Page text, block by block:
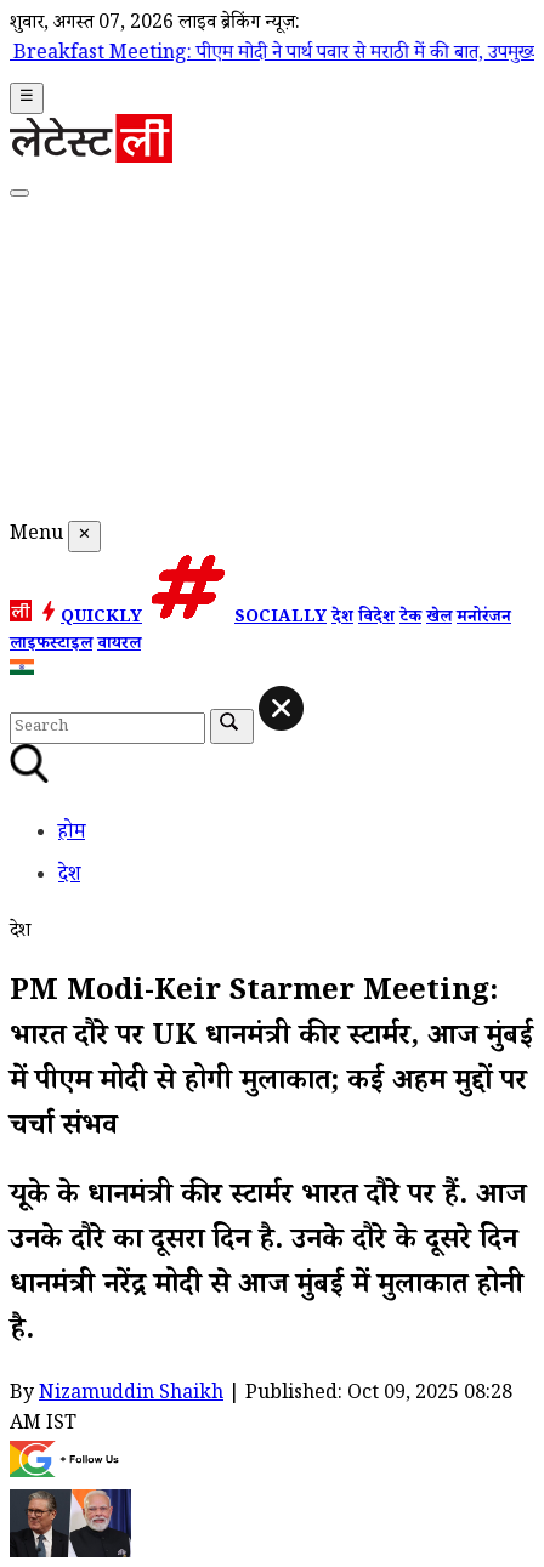
शुक्रवार, अगस्त 07, 2026 लाइव ब्रेकिंग न्यूज़:
पीएम मोदी ने पार्थ पवार से मराठी में की बात, उपमुख्यमंत्री सुनेत्रा पवार
☰
Menu ✕
QUICKLY SOCIALLYदेशविदेशटेकखेलमनोरंजन
लाइफस्टाइलवायरल
होम
देश
देश
PM Modi-Keir Starmer Meeting:
भारत दौरे पर UK प्रधानमंत्री कीर स्टार्मर, आज मुंबई
में पीएम मोदी से होगी मुलाकात; कई अहम मुद्दों पर
चर्चा संभव
यूके के प्रधानमंत्री कीर स्टार्मर भारत दौरे पर हैं. आज
उनके दौरे का दूसरा दिन है. उनके दौरे के दूसरे दिन
प्रधानमंत्री नरेंद्र मोदी से आज मुंबई में मुलाकात होनी
है.
ByNizamuddin Shaikh | Published: Oct 09, 2025 08:28
AM IST